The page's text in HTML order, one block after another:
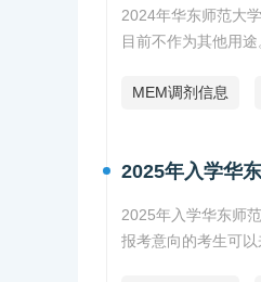
2024年华东师范大
目前不作为其他用途
MEM调剂信息
2025年入学华
2025年入学华东师
报考意向的考生可以